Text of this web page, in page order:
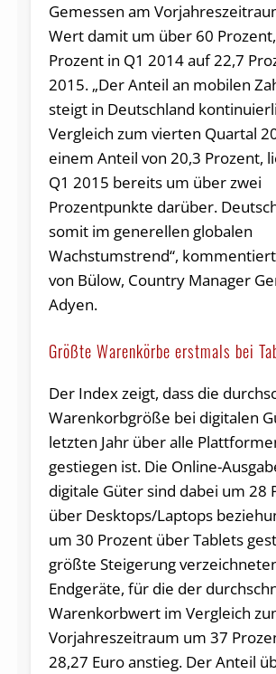
Gemessen am
Wert damit um über 60
Prozent in Q1 2014 auf 22,7
2015. „Der Anteil an mobilen
steigt in Deutschland
Vergleich zum vierten Quartal
einem Anteil von 20,3 Prozent,
Q1 2015 bereits um über zwei
Prozentpunkte darüber.
somit im generellen globalen
Wachstumstrend“,
von Bülow, Country Manager
Adyen.
Größte Warenkörbe erstmals bei
Der Index zeigt, dass die
Warenkorbgröße bei digitalen
letzten Jahr über alle
gestiegen ist. Die Online-
digitale Güter sind dabei um 28
über Desktops/Laptops
um 30 Prozent über Tablets
größte Steigerung
Endgeräte, für die der
Warenkorbwert im Vergleich
Vorjahreszeitraum um 37
28,27 Euro anstieg. Der Anteil